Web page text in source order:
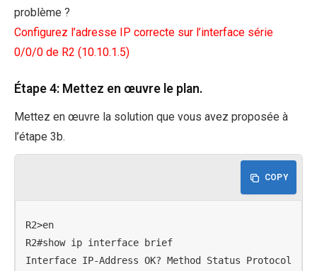
problème ?
Configurez l’adresse IP correcte sur l’interface série
0/0/0 de R2 (10.10.1.5)
Étape 4: Mettez en œuvre le plan.
Mettez en œuvre la solution que vous avez proposée à
l’étape 3b.
COPY
R2>en
R2#show ip interface brief
Interface IP-Address OK? Method Status Protocol